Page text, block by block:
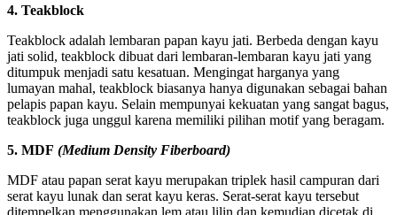
4. Teakblock
Teakblock adalah lembaran papan kayu jati. Berbeda dengan kayu
jati solid, teakblock dibuat dari lembaran-lembaran kayu jati yang
ditumpuk menjadi satu kesatuan. Mengingat harganya yang
lumayan mahal, teakblock biasanya hanya digunakan sebagai bahan
pelapis papan kayu. Selain mempunyai kekuatan yang sangat bagus,
teakblock juga unggul karena memiliki pilihan motif yang beragam.
5. MDF (Medium Density Fiberboard)
MDF atau papan serat kayu merupakan triplek hasil campuran dari
serat kayu lunak dan serat kayu keras. Serat-serat kayu tersebut
ditempelkan menggunakan lem atau lilin dan kemudian dicetak di